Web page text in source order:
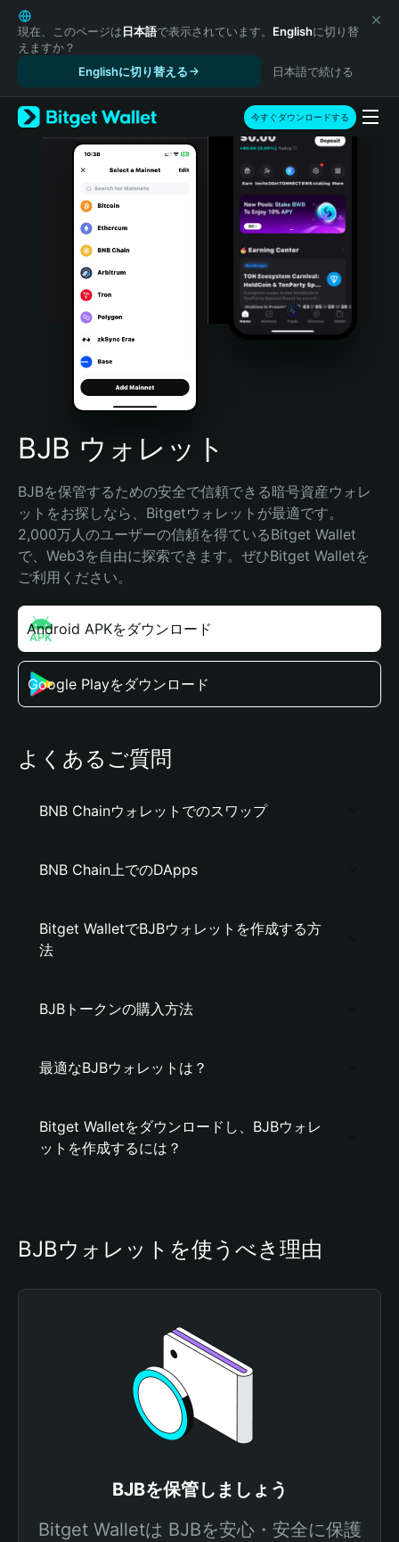
English
日本語
Tiếng Việt
Español (Latinoamérica)
Türkçe
Italiano
Português (Portugal)
Bahasa Indonesia
Português (Brasil)
Español (Argentina)
現在、このページは日本語で表示されています。 Englishに切り替
えますか？
Englishに切り替える
日本語で続ける
今すぐダウンロードする
BJB ウォレット
BJBを保管するための安全で信頼できる暗号資産ウォレ
ットをお探しなら、Bitgetウォレットが最適です。
2,000万人のユーザーの信頼を得ているBitget Wallet
で、Web3を自由に探索できます。ぜひBitget Walletを
ご利用ください。
Android APKをダウンロード
Google Playをダウンロード
よくあるご質問
BNB Chainウォレットでのスワップ
BNB Chain上でのDApps
Bitget WalletでBJBウォレットを作成する方
法
BJBトークンの購入方法
最適なBJBウォレットは？
Bitget Walletをダウンロードし、BJBウォレ
ットを作成するには？
BJBウォレットを使うべき理由
BJBを保管しましょう
Bitget Walletは BJBを安心・安全に保護